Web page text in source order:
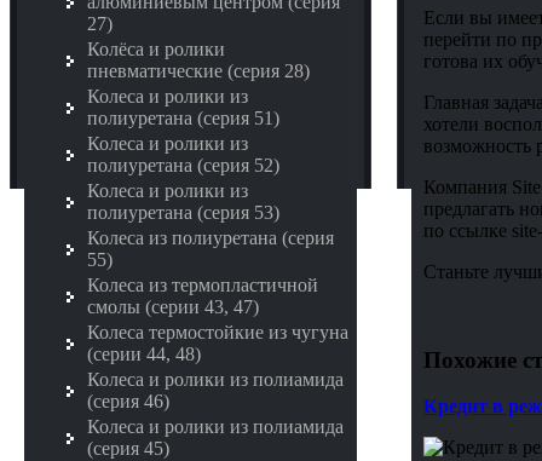
27)
Колёса и ролики
пневматические (серия 28)
Колеса и ролики из
полиуретана (серия 51)
Колеса и ролики из
полиуретана (серия 52)
Колеса и ролики из
полиуретана (серия 53)
Колеса из полиуретана (серия
55)
Колеса из термопластичной
смолы (серии 43, 47)
Колеса термостойкие из чугуна
(серии 44, 48)
Колеса и ролики из полиамида
(серия 46)
Колеса и ролики из полиамида
(серия 45)
Если вы
перейти по
готова их
Главная
хотели
возможность
Компания
предлагать
по ссылке
Станьте
Похожие
Кредит в